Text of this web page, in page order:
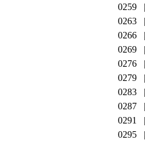
0259
0263
0266
0269
0276
0279
0283
0287
0291
0295